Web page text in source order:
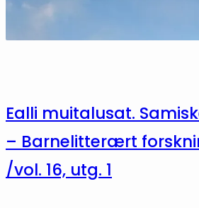
Ealli muitalusat.
– Barnelitterært
/vol. 16, utg. 1